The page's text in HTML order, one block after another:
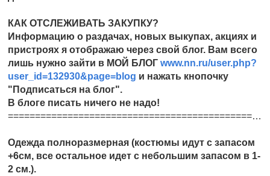
КАК ОТСЛЕЖИВАТЬ ЗАКУПКУ?
Информацию о раздачах, новых выкупах, акциях и
пристроях я отображаю через свой блог. Вам всего
лишь нужно зайти в МОЙ БЛОГ www.nn.ru/user.php?
user_id=132930&page=blog и нажать кнопочку
"Подписаться на блог".
В блоге писать ничего не надо!
=====================================================================================
Одежда полноразмерная (костюмы идут с запасом
+6см, все остальное идет с небольшим запасом в 1-
2 см.).